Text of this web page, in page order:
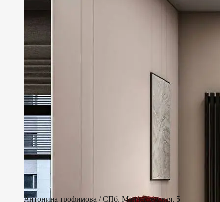
Антонина трофимова / СПб, Манчестерская, 5